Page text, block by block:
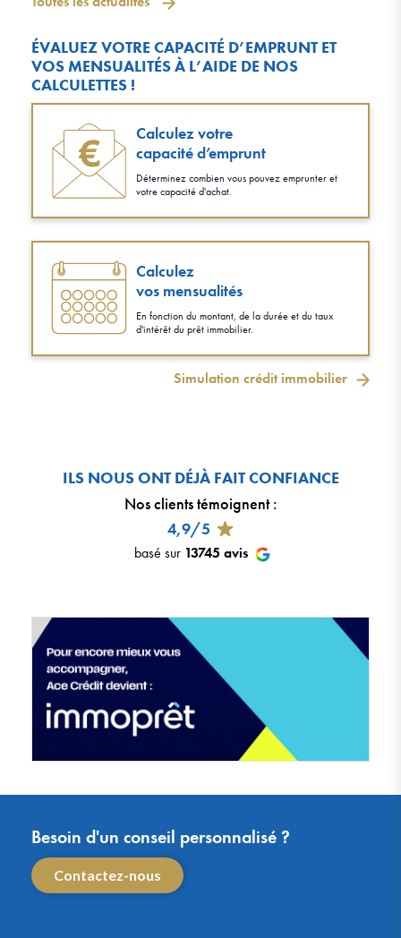
ÉVALUEZ VOTRE CAPACITÉ D’EMPRUNT ET
VOS MENSUALITÉS À L’AIDE DE NOS
CALCULETTES !
Calculez votre
capacité d’emprunt
Déterminez combien vous pouvez emprunter et
votre capacité d'achat.
Calculez
vos mensualités
En fonction du montant, de la durée et du taux
d'intérêt du prêt immobilier.
Simulation crédit immobilier
ILS NOUS ONT DÉJÀ FAIT CONFIANCE
Nos clients témoignent:
4,9/5
basé sur 13745 avis
Besoin d'un conseil personnalisé ?
Contactez-nous